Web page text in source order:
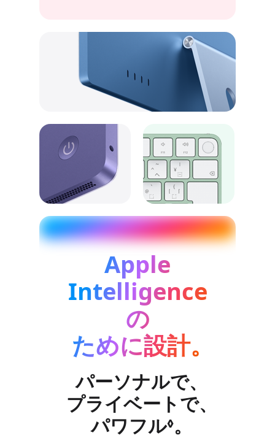
Apple
Intelligence
の
ために設計。
パーソナルで、
プライベートで、
パワフル◊免責事項を
。